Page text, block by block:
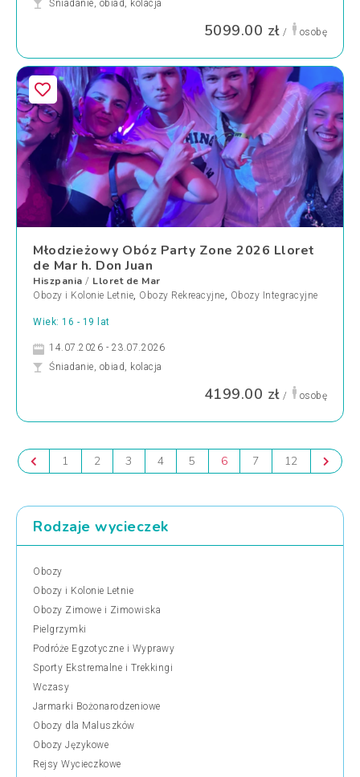
Śniadanie, obiad, kolacja
5099.00 zł / osobę
Młodzieżowy Obóz Party Zone 2026 Lloret
de Mar h. Don Juan
Hiszpania / Lloret de Mar
Obozy i Kolonie Letnie, Obozy Rekreacyjne, Obozy Integracyjne
Wiek: 16 - 19 lat
14.07.2026 - 23.07.2026
Śniadanie, obiad, kolacja
4199.00 zł / osobę
1 2 3 4 5 6 7 12
Rodzaje wycieczek
Obozy
Obozy i Kolonie Letnie
Obozy Zimowe i Zimowiska
Pielgrzymki
Podróże Egzotyczne i Wyprawy
Sporty Ekstremalne i Trekkingi
Wczasy
Jarmarki Bożonarodzeniowe
Obozy dla Maluszków
Obozy Językowe
Rejsy Wycieczkowe